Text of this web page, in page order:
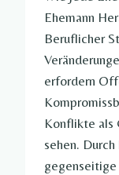
Ehemann
Beruflicher
erfordern
Konflikte als
sehen.
gegenseitige